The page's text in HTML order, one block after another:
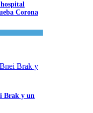
Corona
Brak y un